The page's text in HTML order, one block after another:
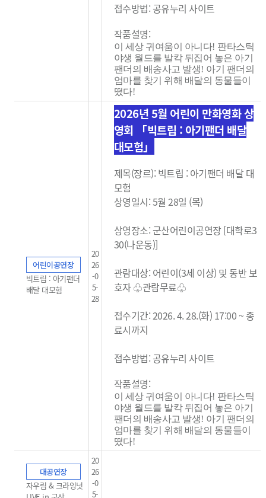
접수방법: 공유누리 사이트
작품설명:
이 세상 귀여움이 아니다! 판타스틱
야생 월드를 발칵 뒤집어 놓은 아기
팬더의 배송사고 발생! 아기 팬더의
엄마를 찾기 위해 배달의 동물들이
떴다!
어린이공연장
빅트립 : 아기팬더
배달 대모험
20
26
-0
5-
28
2026년 5월 어린이 만화영화 상
영회 「빅트립 : 아기팬더 배달
대모험」
제목(장르): 빅트립 : 아기팬더 배달 대
모험
상영일시: 5월 28일 (목)
상영장소: 군산어린이공연장 [대학로3
30(나운동)]
관람대상: 어린이(3세 이상) 및 동반 보
호자 ♧관람무료♧
접수기간: 2026. 4. 28.(화) 17:00 ~ 종
료시까지
접수방법: 공유누리 사이트
작품설명:
이 세상 귀여움이 아니다! 판타스틱
야생 월드를 발칵 뒤집어 놓은 아기
팬더의 배송사고 발생! 아기 팬더의
엄마를 찾기 위해 배달의 동물들이
떴다!
대공연장
자우림 & 크라잉넛
20
26
-0
5-